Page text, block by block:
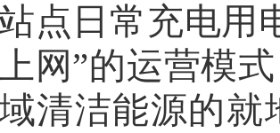
点日常充电用
网”的运营模
清洁能源的